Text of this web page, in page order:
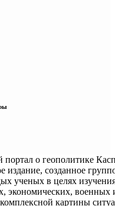
о геополитике
издание, созданное
ученых в целях
экономических, военных
картины